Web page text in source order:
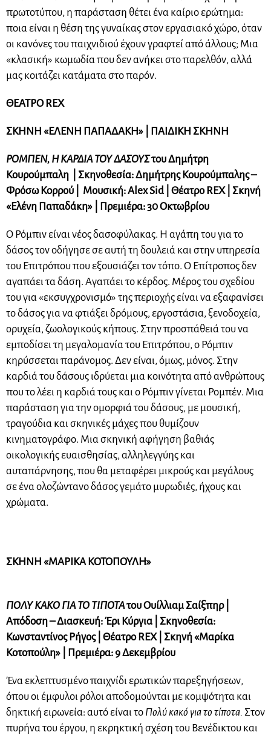
πρωτοτύπου, η παράσταση θέτει ένα καίριο ερώτημα:
ποια είναι η θέση της γυναίκας στον εργασιακό χώρο, όταν
οι κανόνες του παιχνιδιού έχουν γραφτεί από άλλους; Μια
«κλασική» κωμωδία που δεν ανήκει στο παρελθόν, αλλά
μας κοιτάζει κατάματα στο παρόν.
ΘΕΑΤΡΟ REX
ΣΚΗΝΗ «ΕΛΕΝΗ ΠΑΠΑΔΑΚΗ» | ΠΑΙΔΙΚΗ ΣΚΗΝΗ
ΡΟΜΠΕΝ, Η ΚΑΡΔΙΑ ΤΟΥ ΔΑΣΟΥΣτου Δημήτρη
Κουρούμπαλη | Σκηνοθεσία: Δημήτρης Κουρούμπαλης –
Φρόσω Κορρού | Μουσική: Alex Sid | Θέατρο REX | Σκηνή
«Ελένη Παπαδάκη» | Πρεμιέρα: 30 Οκτωβρίου
Ο Ρόμπιν είναι νέος δασοφύλακας. Η αγάπη του για το
δάσος τον οδήγησε σε αυτή τη δουλειά και στην υπηρεσία
του Επιτρόπου που εξουσιάζει τον τόπο. Ο Επίτροπος δεν
αγαπάει τα δάση. Αγαπάει το κέρδος. Μέρος του σχεδίου
του για «εκσυγχρονισμό» της περιοχής είναι να εξαφανίσει
το δάσος για να φτιάξει δρόμους, εργοστάσια, ξενοδοχεία,
ορυχεία, ζωολογικούς κήπους. Στην προσπάθειά του να
εμποδίσει τη μεγαλομανία του Επιτρόπου, ο Ρόμπιν
κηρύσσεται παράνομος. Δεν είναι, όμως, μόνος. Στην
καρδιά του δάσους ιδρύεται μια κοινότητα από ανθρώπους
που το λέει η καρδιά τους και ο Ρόμπιν γίνεται Ρομπέν. Μια
παράσταση για την ομορφιά του δάσους, με μουσική,
τραγούδια και σκηνικές μάχες που θυμίζουν
κινηματογράφο. Μια σκηνική αφήγηση βαθιάς
οικολογικής ευαισθησίας, αλληλεγγύης και
αυταπάρνησης, που θα μεταφέρει μικρούς και μεγάλους
σε ένα ολοζώντανο δάσος γεμάτο μυρωδιές, ήχους και
χρώματα.
ΣΚΗΝΗ «ΜΑΡΙΚΑ ΚΟΤΟΠΟΥΛΗ»
ΠΟΛΥ ΚΑΚΟ ΓΙΑ ΤΟ ΤΙΠΟΤΑτου Ουίλλιαμ Σαίξπηρ |
Απόδοση – Διασκευή: Έρι Κύργια | Σκηνοθεσία:
Κωνσταντίνος Ρήγος | Θέατρο REX | Σκηνή «Μαρίκα
Κοτοπούλη» | Πρεμιέρα: 9 Δεκεμβρίου
Ένα εκλεπτυσμένο παιχνίδι ερωτικών παρεξηγήσεων,
όπου οι έμφυλοι ρόλοι αποδομούνται με κομψότητα και
δηκτική ειρωνεία: αυτό είναι το Πολύ κακό για το τίποτα. Στον
πυρήνα του έργου, η εκρηκτική σχέση του Βενέδικτου και